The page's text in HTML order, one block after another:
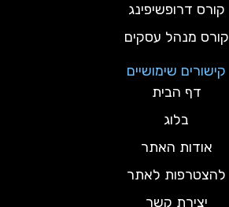
קורס דרופשיפינג
קורס מנהל עסקים
קישורים שימושיים
דף הבית
בלוג
אודות האתר
להצטרפות לאתר
יצירת קשר